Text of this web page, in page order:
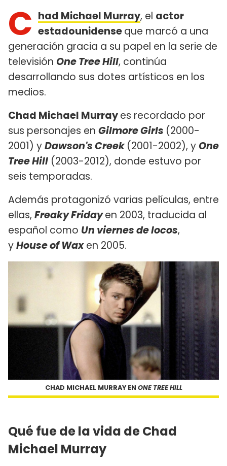
C had Michael Murray, el actor
estadounidenseque marcó a una
generación gracia a su papel en la serie de
televisión One Tree Hill, continúa
desarrollando sus dotes artísticos en los
medios.
Chad Michael Murrayes recordado por
sus personajes en Gilmore Girls (2000-
2001) yDawson's Creek (2001-2002), y One
Tree Hill (2003-2012), donde estuvo por
seis temporadas.
Además protagonizó varias películas, entre
ellas, Freaky Fridayen 2003, traducida al
español como Un viernes de locos,
yHouse of Waxen 2005.
CHAD MICHAEL MURRAY EN ONE TREE HILL
Qué fue de la vida de Chad
Michael Murray